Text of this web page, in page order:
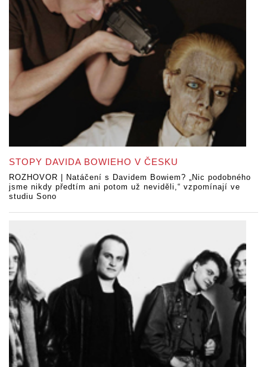
STOPY DAVIDA BOWIEHO V ČESKU
ROZHOVOR | Natáčení s Davidem Bowiem? „Nic podobného
jsme nikdy předtím ani potom už neviděli,“ vzpomínají ve
studiu Sono